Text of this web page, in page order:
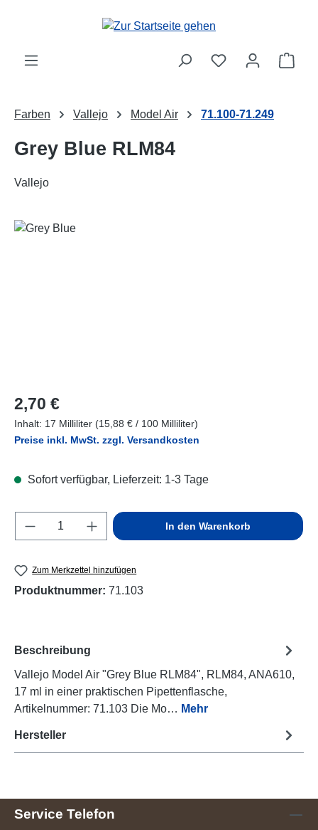
Zum Hauptinhalt springen
Farben Vallejo Model Air 71.100-71.249
Grey Blue RLM84
Vallejo
Bildergalerie überspringen
Regulärer Preis:
2,70 €
Inhalt: 17 Milliliter (15,88 € / 100 Milliliter)
Preise inkl. MwSt. zzgl. Versandkosten
Sofort verfügbar, Lieferzeit: 1-3 Tage
Produkt Anzahl: Gib den gewünschten
In den Warenkorb
Zum Merkzettel hinzufügen
Produktnummer: 71.103
Beschreibung
Vallejo Model Air "Grey Blue RLM84", RLM84, ANA610,
17 ml in einer praktischen Pipettenflasche,
Artikelnummer: 71.103 Die Mo… Mehr
Hersteller
Service Telefon